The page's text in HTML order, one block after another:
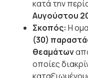
κατά την
Αυγούστου
Σκοπός: Η
(30)
θεαμάτων
οποίες